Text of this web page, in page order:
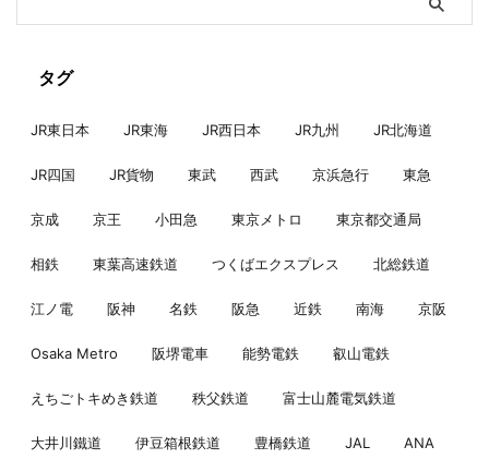
タグ
JR東日本 JR東海 JR西日本 JR九州 JR北海道
JR四国 JR貨物 東武 西武 京浜急行 東急
京成 京王 小田急 東京メトロ 東京都交通局
相鉄 東葉高速鉄道 つくばエクスプレス 北総鉄道
江ノ電 阪神 名鉄 阪急 近鉄 南海 京阪
Osaka Metro 阪堺電車 能勢電鉄 叡山電鉄
えちごトキめき鉄道 秩父鉄道 富士山麓電気鉄道
大井川鐵道 伊豆箱根鉄道 豊橋鉄道 JAL ANA